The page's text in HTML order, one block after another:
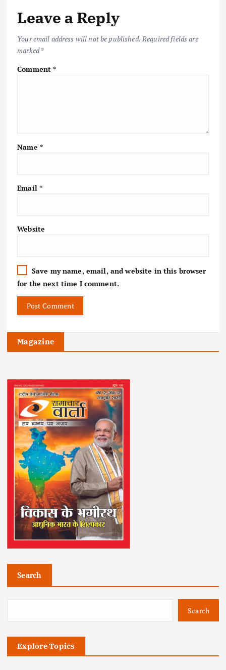
Leave a Reply
Your email address will not be published. Required fields are
marked*
Comment*
Name *
Email *
Website
Save my name, email, and website in this browser
for the next time I comment.
Magazine
Search
Search
Explore Topics